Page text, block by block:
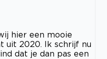
hier een mooie
uit 2020. Ik schrijf nu
dat je dan pas een